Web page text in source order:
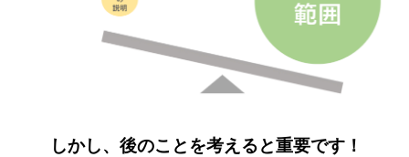
しかし、後のことを考えると重要です！